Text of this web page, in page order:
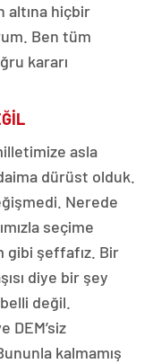
altına hiçbir
Ben tüm
kararı
asla
dürüst olduk.
Nerede
seçime
gibi şeffafız. Bir
diye bir şey
değil.
DEM’siz
kalmamış